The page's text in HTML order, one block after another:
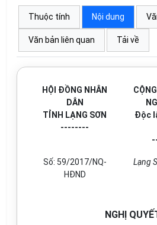
Thuộc tính Nội dung
Văn bản liên quan Tải về
HỘI ĐỒNG NHÂN
DÂN
TỈNH LẠNG SƠN
--------
Độc
Số: 59/2017/NQ-
HĐND
Lạng
NGHỊ